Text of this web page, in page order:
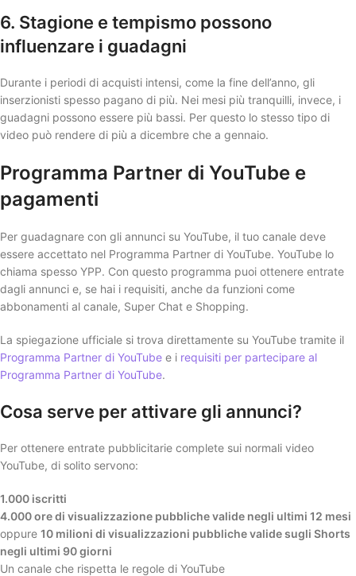
6. Stagione e tempismo possono
influenzare i guadagni
Durante i periodi di acquisti intensi, come la fine dell’anno, gli
inserzionisti spesso pagano di più. Nei mesi più tranquilli, invece, i
guadagni possono essere più bassi. Per questo lo stesso tipo di
video può rendere di più a dicembre che a gennaio.
Programma Partner di YouTube e
pagamenti
Per guadagnare con gli annunci su YouTube, il tuo canale deve
essere accettato nel Programma Partner di YouTube. YouTube lo
chiama spesso YPP. Con questo programma puoi ottenere entrate
dagli annunci e, se hai i requisiti, anche da funzioni come
abbonamenti al canale, Super Chat e Shopping.
La spiegazione ufficiale si trova direttamente su YouTube tramite il
Programma Partner di YouTube e i requisiti per partecipare al
Programma Partner di YouTube.
Cosa serve per attivare gli annunci?
Per ottenere entrate pubblicitarie complete sui normali video
YouTube, di solito servono:
1.000 iscritti
4.000 ore di visualizzazione pubbliche valide negli ultimi 12 mesi
oppure 10 milioni di visualizzazioni pubbliche valide sugli Shorts
negli ultimi 90 giorni
Un canale che rispetta le regole di YouTube